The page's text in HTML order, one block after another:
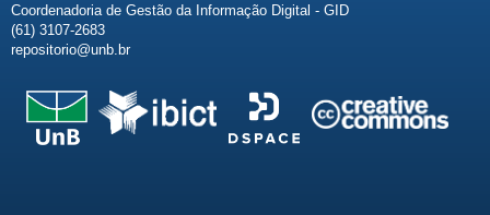
Coordenadoria de Gestão da Informação Digital - GID
(61) 3107-2683
repositorio@unb.br